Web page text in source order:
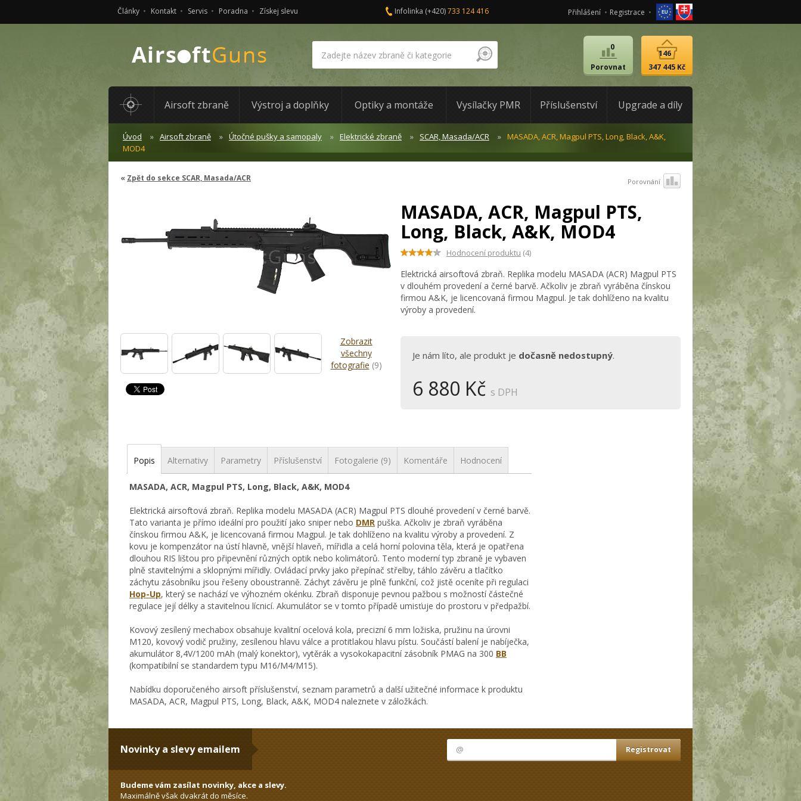
Články Kontakt Servis Poradna Získej slevu Infolinka (+420)733 124 416 Přihlášení Registrace
Porovnat
0
347 445 Kč
146
Airsoft zbraně Výstroj a doplňky Optiky a montáže Vysílačky PMR Příslušenství Upgrade a díly
Úvod Airsoft zbraně Útočné pušky a samopaly Elektrické zbraně SCAR, Masada/ACR
MASADA, ACR, Magpul PTS, Long, Black, A&K,
MOD4
Zpět do sekce SCAR, Masada/ACR Porovnání
Zobrazit
všechny
fotografie (9)
MASADA, ACR, Magpul PTS,
Long, Black, A&K, MOD4
Hodnocení produktu (4)
Elektrická airsoftová zbraň. Replika modelu MASADA (ACR) Magpul PTS
v dlouhém provedení a černé barvě. Ačkoliv je zbraň vyráběna čínskou
firmou A&K, je licencovaná firmou Magpul. Je tak dohlíženo na kvalitu
výroby a provedení.
Je nám líto, ale produkt je dočasně nedostupný.
6 880 Kč s DPH
Popis Alternativy Parametry Příslušenství Fotogalerie (9) Komentáře Hodnocení
MASADA, ACR, Magpul PTS, Long, Black, A&K, MOD4
Elektrická airsoftová zbraň. Replika modelu MASADA (ACR) Magpul PTS dlouhé provedení v černé barvě.
Tato varianta je přímo ideální pro použití jako sniper nebo DMR puška. Ačkoliv je zbraň vyráběna
čínskou firmou A&K, je licencovaná firmou Magpul. Je tak dohlíženo na kvalitu výroby a provedení. Z
kovu je kompenzátor na ústí hlavně, vnější hlaveň, mířidla a celá horní polovina těla, která je opatřena
dlouhou RIS lištou pro připevnění různých optik nebo kolimátorů. Tento moderní typ zbraně je vybaven
plně stavitelnými a sklopnými mířidly. Ovládací prvky jako přepínač střelby, táhlo závěru a tlačítko
záchytu zásobníku jsou řešeny oboustranně. Záchyt závěru je plně funkční, což jistě oceníte při regulaci
Hop-Up, který se nachází ve výhozném okénku. Zbraň disponuje pevnou pažbou s možností částečné
regulace její délky a stavitelnou lícnicí. Akumulátor se v tomto případě umisťuje do prostoru v předpažbí.
Kovový zesílený mechabox obsahuje kvalitní ocelová kola, precizní 6 mm ložiska, pružinu na úrovni
M120, kovový vodič pružiny, zesílenou hlavu válce a protitlakou hlavu pístu. Součástí balení je nabíječka,
akumulátor 8,4V/1200 mAh (malý konektor), vytěrák a vysokokapacitní zásobník PMAG na 300 BB
(kompatibilní se standardem typu M16/M4/M15).
Nabídku doporučeného airsoft příslušenství, seznam parametrů a další užitečné informace k produktu
MASADA, ACR, Magpul PTS, Long, Black, A&K, MOD4 naleznete v záložkách.
Novinky a slevy emailem
Budeme vám zasílat novinky, akce a slevy.
Maximálně však dvakrát do měsíce.